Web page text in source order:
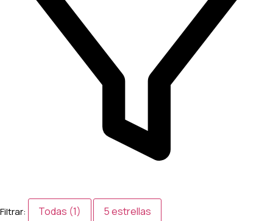
Filtrar: Todas (1) 5 estrellas